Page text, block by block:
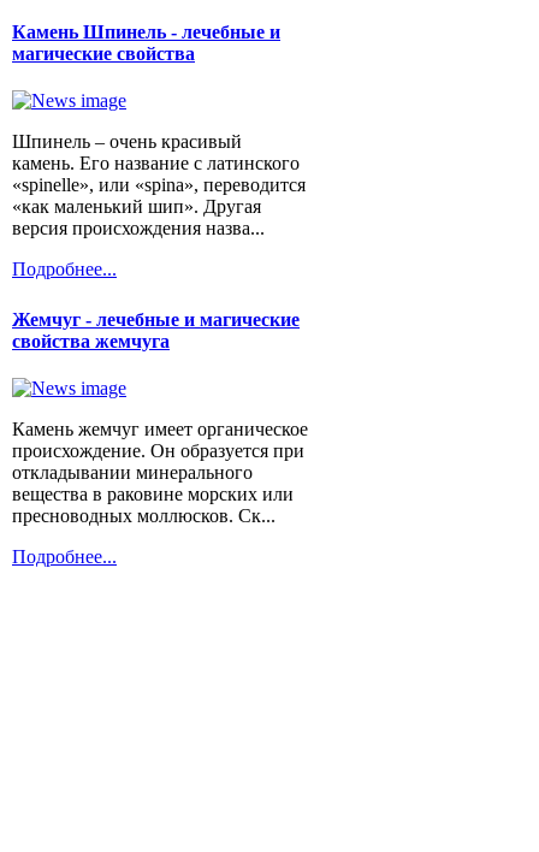
Камень Шпинель - лечебные и
магические свойства
Шпинель – очень красивый
камень. Его название с латинского
«spinelle», или «spina», переводится
«как маленький шип». Другая
версия происхождения назва...
Подробнее...
Жемчуг - лечебные и магические
свойства жемчуга
Камень жемчуг имеет органическое
происхождение. Он образуется при
откладывании минерального
вещества в раковине морских или
пресноводных моллюсков. Ск...
Подробнее...